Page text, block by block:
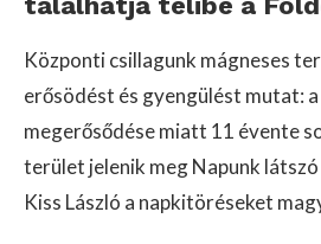
Központi csillagunk mágneses
erősödést és gyengülést mutat:
megerősődése miatt 11 évente
terület jelenik meg Napunk
Kiss László a napkitöréseket